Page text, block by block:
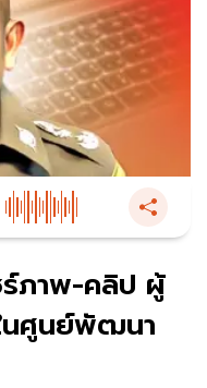
ภาพ-คลิป ผู้
นศูนย์พัฒนา